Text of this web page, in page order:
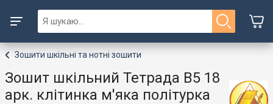
Зошити шкільні та нотні зошити
Зошит шкільний Тетрада В5 18
арк. клітинка м'яка політурка